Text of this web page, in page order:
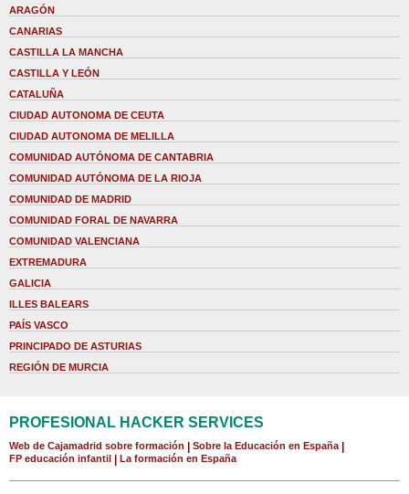
ARAGÓN
CANARIAS
CASTILLA LA MANCHA
CASTILLA Y LEÓN
CATALUÑA
CIUDAD AUTONOMA DE CEUTA
CIUDAD AUTONOMA DE MELILLA
COMUNIDAD AUTÓNOMA DE CANTABRIA
COMUNIDAD AUTÓNOMA DE LA RIOJA
COMUNIDAD DE MADRID
COMUNIDAD FORAL DE NAVARRA
COMUNIDAD VALENCIANA
EXTREMADURA
GALICIA
ILLES BALEARS
PAÍS VASCO
PRINCIPADO DE ASTURIAS
REGIÓN DE MURCIA
PROFESIONAL HACKER SERVICES
Web de Cajamadrid sobre formación Sobre la Educación en España
FP educación infantil La formación en España